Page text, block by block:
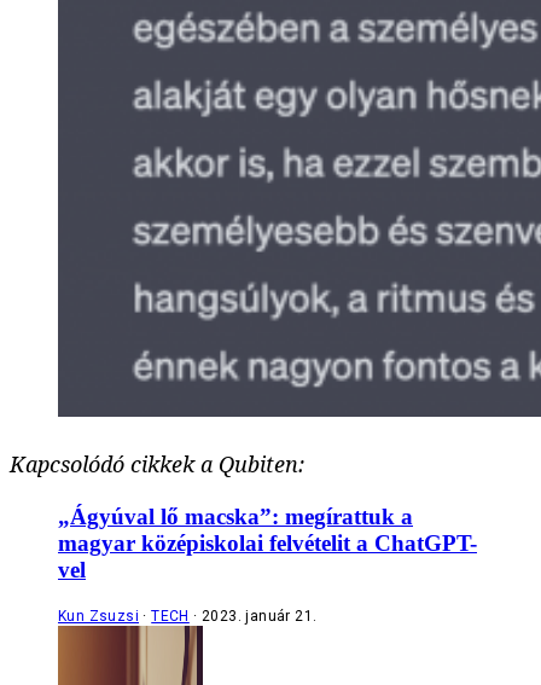
Kapcsolódó cikkek a Qubiten:
„Ágyúval lő macska”: megírattuk a
magyar középiskolai felvételit a ChatGPT-
vel
Kun Zsuzsi TECH 2023. január 21.